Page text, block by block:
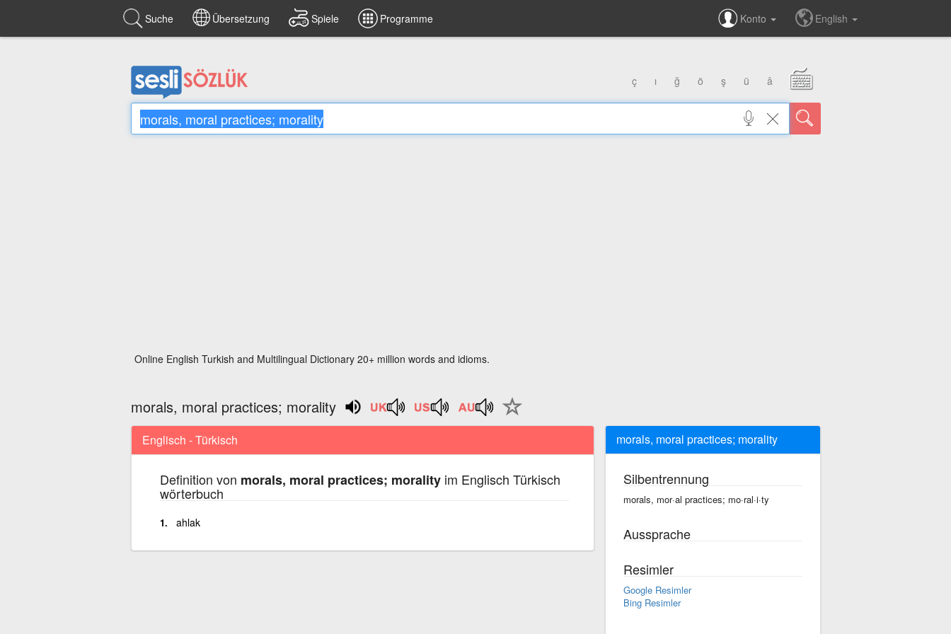
Suche Übersetzung Spiele Programme Konto English
ç ı ğ ö ş ü â
Online English Turkish and Multilingual Dictionary 20+ million words and idioms.
morals, moral practices; morality
Englisch - Türkisch
Definition von morals, moral practices; moralityim Englisch Türkisch
wörterbuch
ahlak
morals, moral practices; morality
Silbentrennung
morals, mor·al practices; mo·ral·i·ty
Aussprache
Resimler
Google Resimler
Bing Resimler